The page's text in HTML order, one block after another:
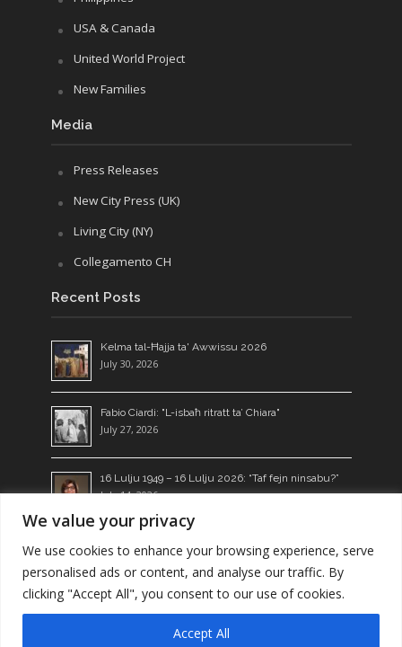
We value your privacy
We use cookies to enhance your browsing experience, serve
personalised ads or content, and analyse our traffic. By
clicking "Accept All", you consent to our use of cookies.
Accept All
USA & Canada
United World Project
New Families
Media
Press Releases
New City Press (UK)
Living City (NY)
Collegamento CH
Recent Posts
Kelma tal-Ħajja ta' Awwissu 2026
July 30, 2026
Fabio Ciardi: "L-isbaħ ritratt ta’ Chiara"
July 27, 2026
16 Lulju 1949 – 16 Lulju 2026: “Taf fejn ninsabu?”
July 14, 2026
Ngħixu l-Kelma: żerriegħa li tagħti l-frott
Registered as a Voluntary Organisation: